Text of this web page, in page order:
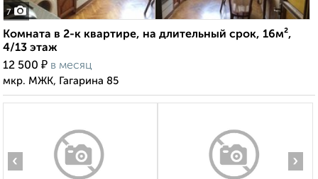
7
Комната в 2-к квартире, на длительный срок, 16м²,
4/13 этаж
12 500 ₽ в месяц
мкр. МЖК, Гагарина 85
‹ ›